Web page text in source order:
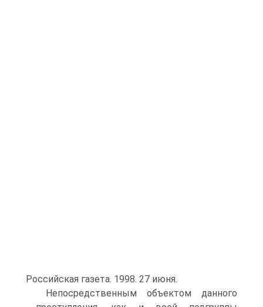
Российская газета. 1998. 27 июня.
Непосредственным объектом данного